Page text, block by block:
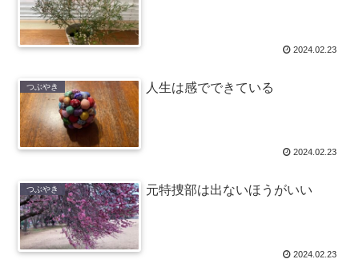
2024.02.23
つぶやき 人生は感でできている
2024.02.23
つぶやき 元特捜部は出ないほうがいい
2024.02.23